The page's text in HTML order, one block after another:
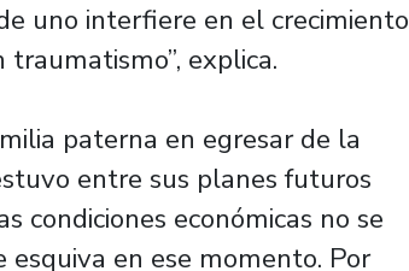
uno interfiere en el crecimiento
explica.
paterna en egresar de la
entre sus planes futuros
condiciones económicas no se
en ese momento. Por